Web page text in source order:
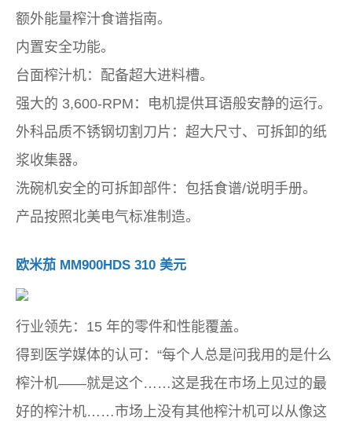
额外能量榨汁食谱指南。
内置安全功能。
台面榨汁机：配备超大进料槽。
强大的 3,600-RPM：电机提供耳语般安静的运行。
外科品质不锈钢切割刀片：超大尺寸、可拆卸的纸
浆收集器。
洗碗机安全的可拆卸部件：包括食谱/说明手册。
产品按照北美电气标准制造。
欧米茄 MM900HDS 310 美元
行业领先：15 年的零件和性能覆盖。
得到医学媒体的认可：“每个人总是问我用的是什么
榨汁机——就是这个……这是我在市场上见过的最
好的榨汁机……市场上没有其他榨汁机可以从像这